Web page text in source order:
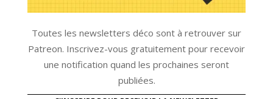
Toutes les newsletters déco sont à retrouver sur
Patreon. Inscrivez-vous gratuitement pour recevoir
une notification quand les prochaines seront
publiées.